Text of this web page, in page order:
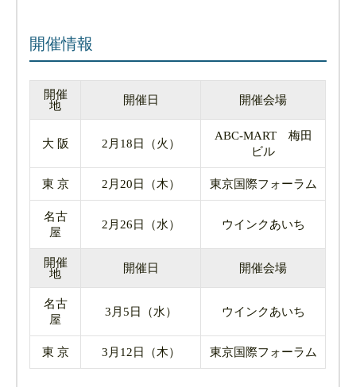
開催情報
開催
地
開催日 開催会場
大 阪 2月18日（火）
ABC-MART 梅田
ビル
東 京 2月20日（木） 東京国際フォーラム
名古
屋
2月26日（水） ウインクあいち
開催
地
開催日 開催会場
名古
屋
3月5日（水） ウインクあいち
東 京 3月12日（木） 東京国際フォーラム